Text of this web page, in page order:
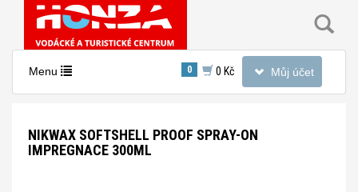
Toggle
navigation
Můj účet
Toggle
Menu 0 0 Kč
NIKWAX SOFTSHELL PROOF SPRAY-ON
IMPREGNACE 300ML